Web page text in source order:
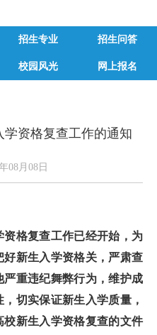
招生专业 招生问答
校园风光 网上报名
资格复查工作的通知
08月08日
资格复查工作已经开始，为
新生入学资格关，严肃查
重违纪舞弊行为，维护成
切实保证新生入学质量，
新生入学资格复查的文件